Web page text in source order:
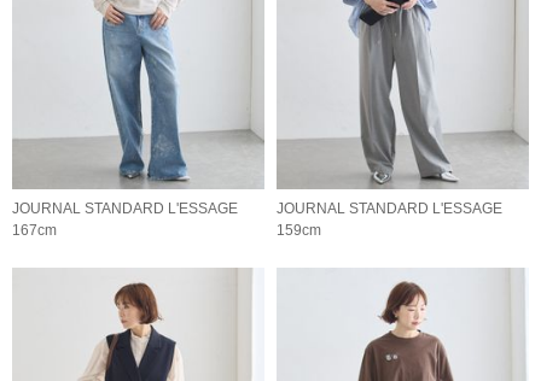
JOURNAL STANDARD L'ESSAGE
167cm
JOURNAL STANDARD L'ESSAGE
159cm